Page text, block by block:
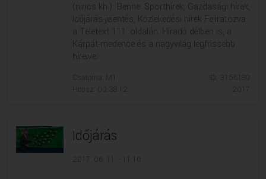
(nincs kh.). Benne: Sporthírek, Gazdasági hírek,
Időjárás-jelentés, Közlekedési hírek Feliratozva
a Teletext 111. oldalán. Híradó délben is, a
Kárpát-medence és a nagyvilág legfrissebb
híreivel.
Csatorna: M1
Hossz: 00:38:12
2017
Időjárás
2017. 06. 11. - 11:10